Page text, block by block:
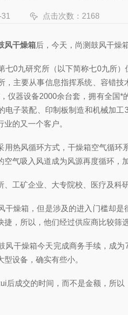
点击次数：2168
风干燥箱后，今天，尚测鼓风干燥
七0九研究所（以下简称七0九所
，主要从事信息指挥系统、容错
仪器设备2000余台套，拥有全国
电子装配、印制板制造和机械加
的又一个客户。
用热风循环方式，干燥箱空气循
空气吸入风道成为风源再度循环
、工矿企业、大专院校、医疗及
干燥箱，但是涉及的进入门槛却
捷，所以，他们经过供应商比较
风干燥箱今天完成商务手续，成
设备，确实有些小。
后成交的时间，而不是金额，所以